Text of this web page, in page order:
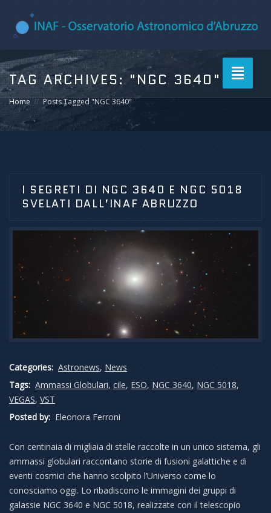
Toggle
TAG ARCHIVES: "NGC 3640"
Home Posts Tagged "NGC 3640"
I SEGRETI DI NGC 3640 E NGC 5018
SVELATI DALL’INAF ABRUZZO
Categories: Astronews, News
Tags: Ammassi Globulari,cile, ESO, NGC 3640, NGC 5018,
VEGAS, VST
Posted by: Eleonora Ferroni
Con centinaia di migliaia di stelle raccolte in un unico sistema, gli
ammassi globulari raccontano storie di fusioni galattiche e di
eventi cosmici che hanno scolpito l’Universo come lo
conosciamo oggi. Lo ribadiscono le immagini dei gruppi di
galassie NGC 3640 e NGC 5018, realizzate con il telescopio